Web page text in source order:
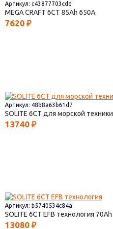
Артикул: c43877703cdd
MEGA CRAFT 6СТ 85 650
7620 ₽
Артикул: 48b8a63b61d7
SOLITE 6СТ для морской техники
13740 ₽
Артикул: b5740534c84a
SOLITE 6СТ EFB технология 70
13080 ₽